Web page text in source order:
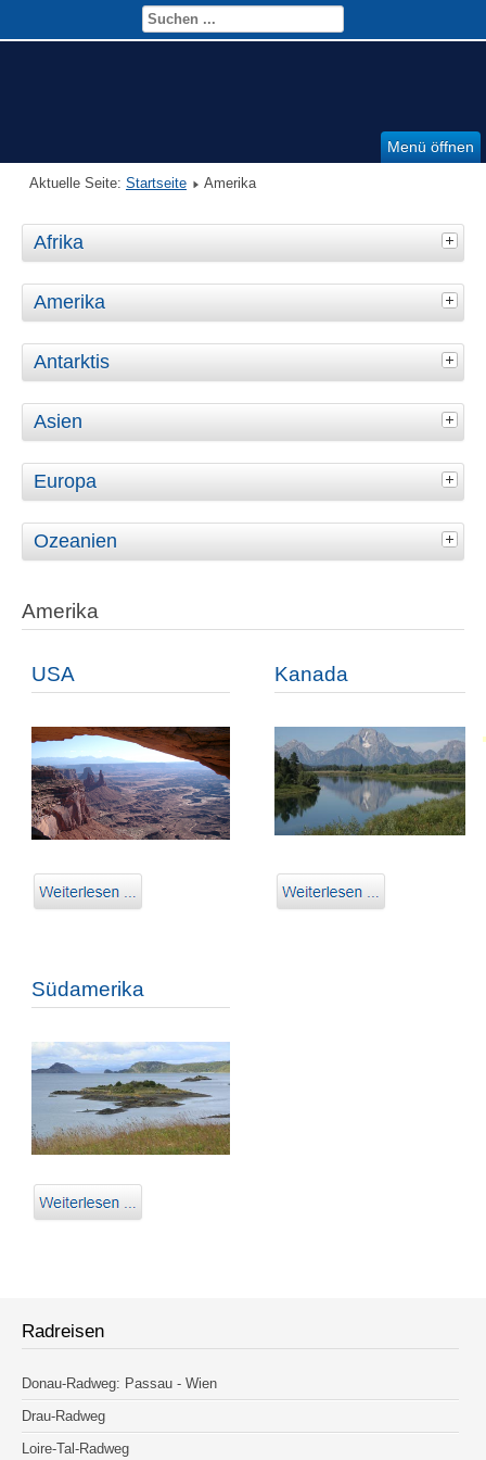
Menü öffnen
Aktuelle Seite: Startseite Amerika
Afrika
Amerika
Antarktis
Asien
Europa
Ozeanien
Amerika
USA Kanada
Südamerika
Radreisen
Donau-Radweg: Passau - Wien
Drau-Radweg
Loire-Tal-Radweg